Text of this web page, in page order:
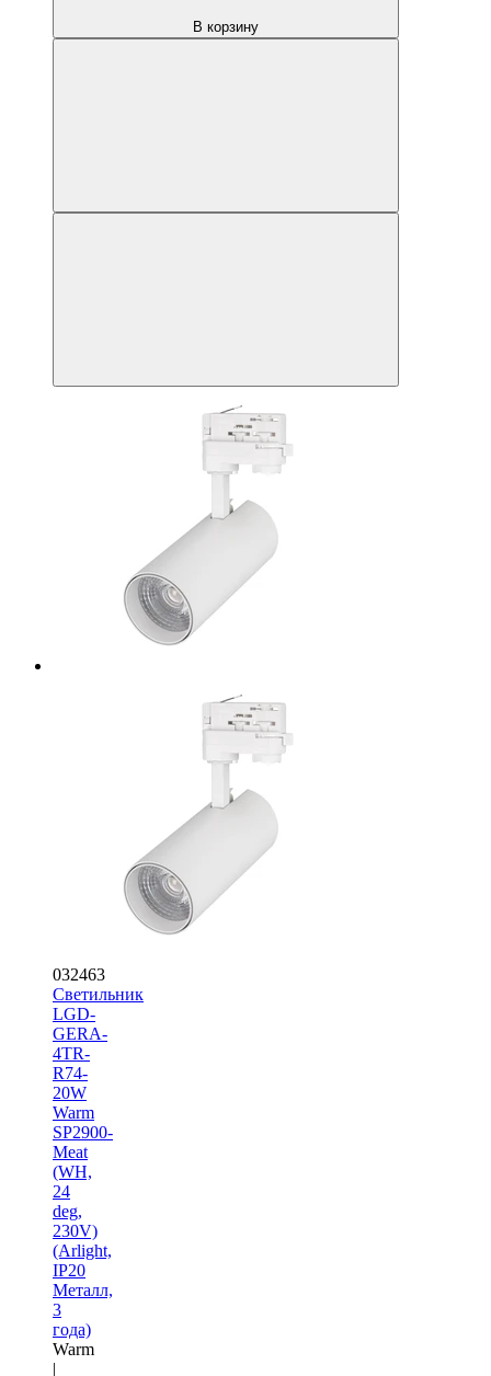
В корзину
032463
Светильник
LGD-
GERA-
4TR-
R74-
20W
Warm
SP2900-
Meat
(WH,
24
deg,
230V)
(Arlight,
IP20
Металл,
3
года)
Warm
|